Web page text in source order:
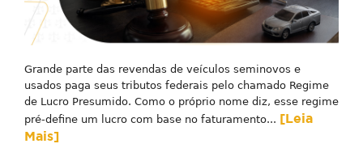
Grande parte das revendas de veículos seminovos e
usados paga seus tributos federais pelo chamado Regime
de Lucro Presumido. Como o próprio nome diz, esse regime
pré-define um lucro com base no faturamento... [Leia
Mais]